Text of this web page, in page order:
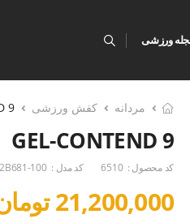
ورزشی
مردانه کفش ورزشی 9
GEL-CONTEND 9
کد محصول : 6510 کد مدل : 100
21,200,000 تومان